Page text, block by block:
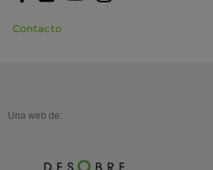
Contacto
Una web de: